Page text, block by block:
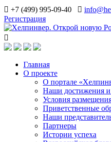
+7 (499) 995-09-40
Регистрация
Главная
О проекте
О портале
Наши достижения и
Условия
Приветственные
Наши
Партнеры
Истории успеха